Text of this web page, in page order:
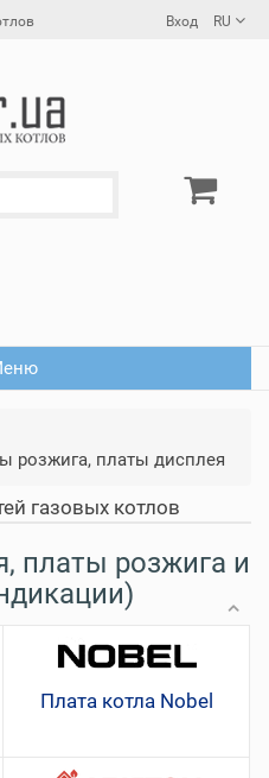
Вход RU
розжига, платы дисплея
газовых котлов
платы розжига и
Плата котла Nobel